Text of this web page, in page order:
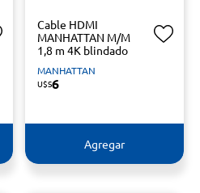
Cable HDMI
MANHATTAN M/M
1,8 m 4K blindado
MANHATTAN
U$S6
Agregar